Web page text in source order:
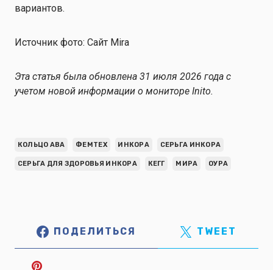
вариантов.
Источник фото: Сайт Mira
Эта статья была обновлена 31 июля 2026 года с
учетом новой информации о мониторе Inito.
КОЛЬЦО АВА ФЕМТЕХ ИНКОРА СЕРЬГА ИНКОРА
СЕРЬГА ДЛЯ ЗДОРОВЬЯ ИНКОРА КЕГГ МИРА ОУРА
ПОДЕЛИТЬСЯ TWEET